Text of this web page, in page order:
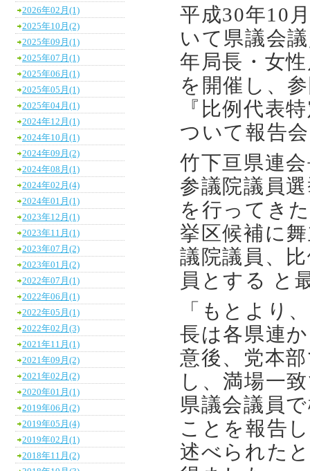
平成30年10
いて県議会
年局長・女
を開催し、
『比例代表
ついて報告
竹下亘県連
参議院議員
を行ってき
挙区候補に
議院議員、
員とする と
「もとより
長は各県連
意後、党本
し、満場一
県議会議員
ことを報告
述べられた
2026年02月(1)
2025年10月(2)
2025年09月(1)
2025年07月(1)
2025年06月(1)
2025年05月(1)
2025年04月(1)
2024年12月(1)
2024年10月(1)
2024年09月(2)
2024年08月(1)
2024年02月(4)
2024年01月(1)
2023年12月(1)
2023年11月(1)
2023年07月(2)
2023年01月(2)
2022年07月(1)
2022年06月(1)
2022年05月(1)
2022年02月(3)
2021年11月(1)
2021年09月(2)
2021年02月(2)
2020年01月(1)
2019年06月(2)
2019年05月(4)
2019年02月(1)
2018年11月(2)